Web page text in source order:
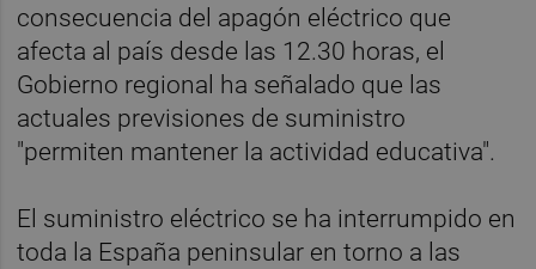
consecuencia del apagón eléctrico que
afecta al país desde las 12.30 horas, el
Gobierno regional ha señalado que las
actuales previsiones de suministro
"permiten mantener la actividad educativa".
El suministro eléctrico se ha interrumpido en
toda la España peninsular en torno a las